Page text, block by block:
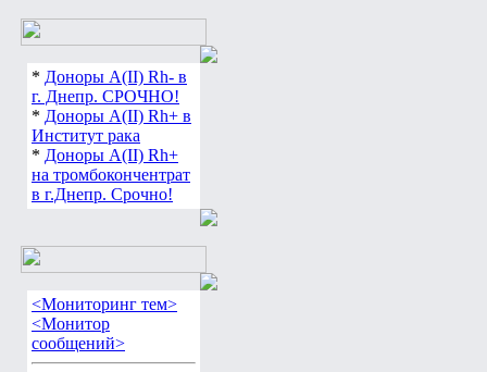
* Доноры А(ІІ) Rh- в
г. Днепр. СРОЧНО!
* Доноры А(ІІ) Rh+ в
Институт рака
* Доноры А(ІІ) Rh+
на тромбокончентрат
в г.Днепр. Срочно!
<Мониторинг тем>
<Монитор
сообщений>